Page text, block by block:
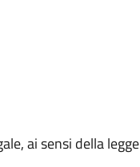
ai sensi della legge